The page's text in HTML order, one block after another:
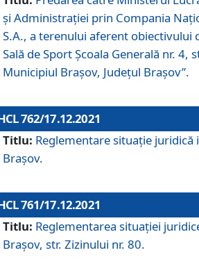
și Administrației prin Compania
S.A., a terenului aferent obiectivului
Sală de Sport Școala Generală nr. 4,
Municipiul Brașov, Județul Brașov”.
762/17.12.2021
Titlu: Reglementare situație
Brașov.
761/17.12.2021
Titlu: Reglementarea situației
Brașov, str. Zizinului nr. 80.